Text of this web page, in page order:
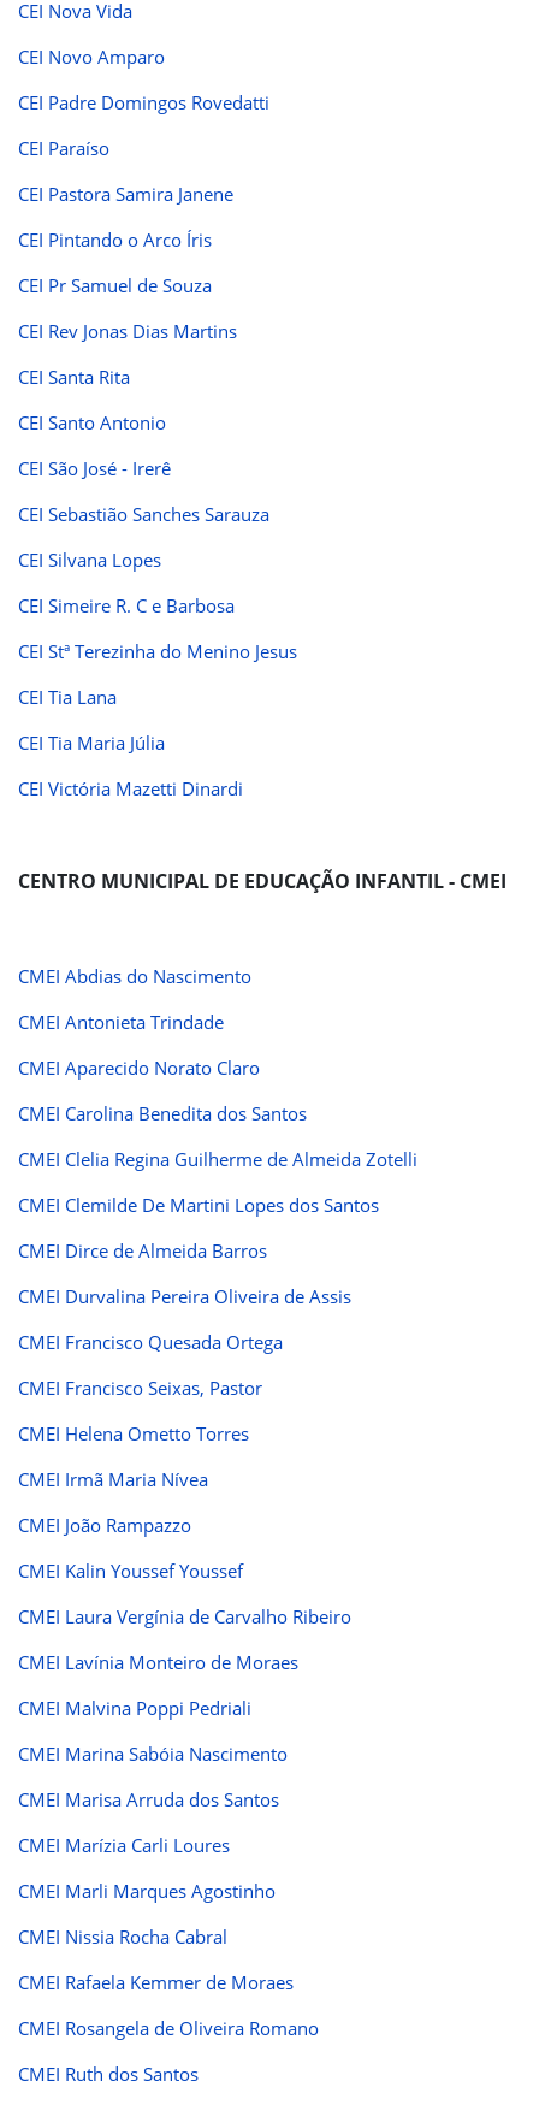
CEI Nova Vida
CEI Novo Amparo
CEI Padre Domingos Rovedatti
CEI Paraíso
CEI Pastora Samira Janene
CEI Pintando o Arco Íris
CEI Pr Samuel de Souza
CEI Rev Jonas Dias Martins
CEI Santa Rita
CEI Santo Antonio
CEI São José - Irerê
CEI Sebastião Sanches Sarauza
CEI Silvana Lopes
CEI Simeire R. C e Barbosa
CEI Stª Terezinha do Menino Jesus
CEI Tia Lana
CEI Tia Maria Júlia
CEI Victória Mazetti Dinardi
CENTRO MUNICIPAL DE EDUCAÇÃO INFANTIL - CMEI
CMEI Abdias do Nascimento
CMEI Antonieta Trindade
CMEI Aparecido Norato Claro
CMEI Carolina Benedita dos Santos
CMEI Clelia Regina Guilherme de Almeida Zotelli
CMEI Clemilde De Martini Lopes dos Santos
CMEI Dirce de Almeida Barros
CMEI Durvalina Pereira Oliveira de Assis
CMEI Francisco Quesada Ortega
CMEI Francisco Seixas, Pastor
CMEI Helena Ometto Torres
CMEI Irmã Maria Nívea
CMEI João Rampazzo
CMEI Kalin Youssef Youssef
CMEI Laura Vergínia de Carvalho Ribeiro
CMEI Lavínia Monteiro de Moraes
CMEI Malvina Poppi Pedriali
CMEI Marina Sabóia Nascimento
CMEI Marisa Arruda dos Santos
CMEI Marízia Carli Loures
CMEI Marli Marques Agostinho
CMEI Nissia Rocha Cabral
CMEI Rafaela Kemmer de Moraes
CMEI Rosangela de Oliveira Romano
CMEI Ruth dos Santos